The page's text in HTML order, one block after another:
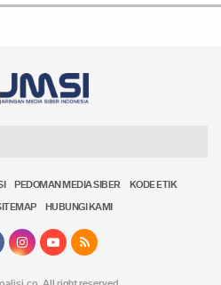
PEDOMAN MEDIA SIBER KODE ETIK
HUBUNGI KAMI